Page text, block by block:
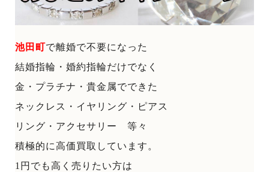
池田町 で離婚で不要になった
結婚指輪・婚約指輪だけでなく
金・プラチナ・貴金属でできた
ネックレス・イヤリング・ピアス
リング・アクセサリー 等々
積極的に高価買取しています。
1円でも高く売りたい方は